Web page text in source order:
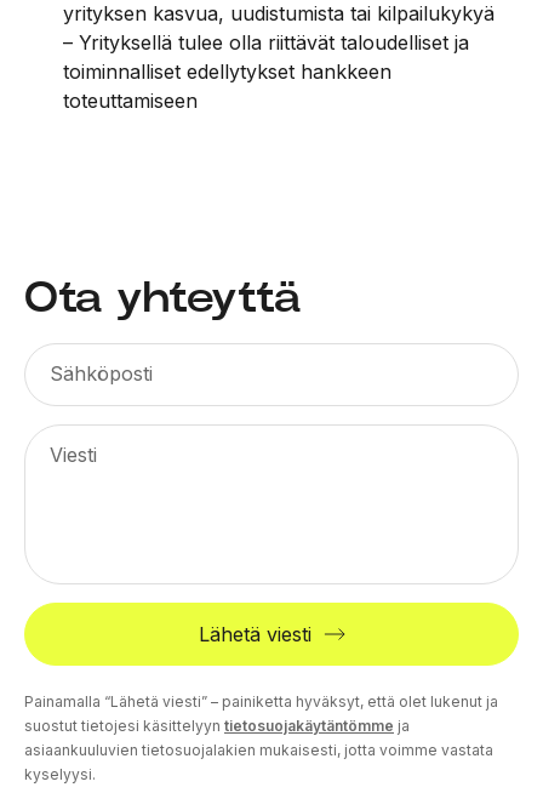
yrityksen kasvua, uudistumista tai kilpailukykyä
– Yrityksellä tulee olla riittävät taloudelliset ja
toiminnalliset edellytykset hankkeen
toteuttamiseen
Ota yhteyttä
Sähköposti
Viesti
Lähetä viesti
Painamalla “Lähetä viesti” – painiketta hyväksyt, että olet lukenut ja
suostut tietojesi käsittelyyn tietosuojakäytäntömme ja
asiaankuuluvien tietosuojalakien mukaisesti, jotta voimme vastata
kyselyysi.